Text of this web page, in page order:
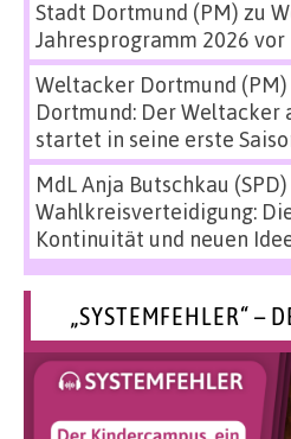
Stadt Dortmund (PM) zu
Jahresprogramm 2026 vor
Weltacker Dortmund (PM)
Dortmund: Der Weltacker
startet in seine erste
MdL Anja Butschkau
Wahlkreisverteidigung:
Kontinuität und neuen
„SYSTEMFEHLER“ –